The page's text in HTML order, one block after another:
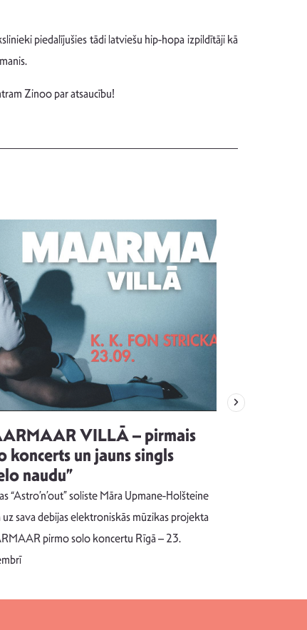
piedalījušies tādi latviešu hip-hopa izpildītāji kā
Zinoo par atsaucību!
VILLĀ – pirmais
koncerts un jauns singls
naudu”
“Astro’n’out” soliste Māra Upmane-Holšteine
uz sava debijas elektroniskās mūzikas projekta
pirmo solo koncertu Rīgā – 23.